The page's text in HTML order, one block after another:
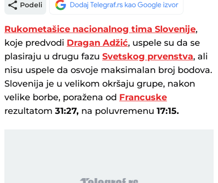
Podeli
Rukometašice nacionalnog tima Slovenije,
koje predvodi Dragan Adžić, uspele su da se
plasiraju u drugu fazuSvetskog prvenstva, ali
nisu uspele da osvoje maksimalan broj bodova.
Slovenija je u velikom okršaju grupe, nakon
velike borbe, poražena od Francuske
rezultatom31:27, na poluvremenu17:15.